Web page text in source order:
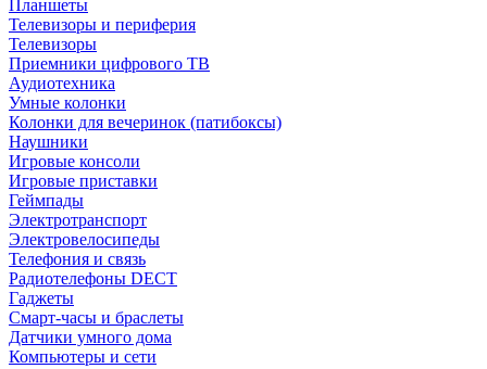
Планшеты
Телевизоры и периферия
Телевизоры
Приемники цифрового ТВ
Аудиотехника
Умные колонки
Колонки для вечеринок (патибоксы)
Наушники
Игровые консоли
Игровые приставки
Геймпады
Электротранспорт
Электровелосипеды
Телефония и связь
Радиотелефоны DECT
Гаджеты
Смарт-часы и браслеты
Датчики умного дома
Компьютеры и сети